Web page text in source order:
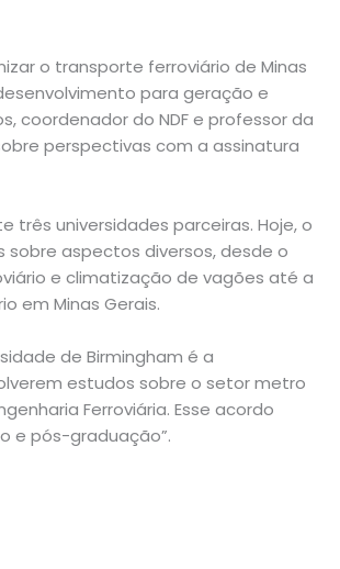
o transporte ferroviário de Minas
para geração e
coordenador do NDF e professor da
perspectivas com a assinatura
três universidades parceiras. Hoje, o
sobre aspectos diversos, desde o
e climatização de vagões até a
em Minas Gerais.
de Birmingham é a
estudos sobre o setor metro
Ferroviária. Esse acordo
e pós-graduação”.